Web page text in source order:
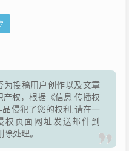
为投稿用户创作以及文章
权，根据《信息 传播权
侵犯了您的权利,请在一
页面网址发送邮件到
处理。